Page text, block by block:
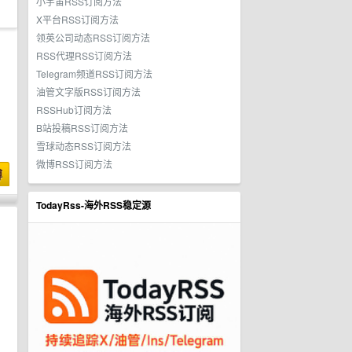
X平台RSS订阅方法
领英公司动态RSS订阅方法
RSS代理RSS订阅方法
Telegram频道RSS订阅方法
油管文字版RSS订阅方法
RSSHub订阅方法
B站投稿RSS订阅方法
雪球动态RSS订阅方法
微博RSS订阅方法
TodayRss-海外RSS稳定源